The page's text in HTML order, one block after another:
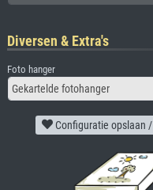
Diversen & Extra's
Foto hanger
Gekartelde fotohanger
Configuratie opslaan